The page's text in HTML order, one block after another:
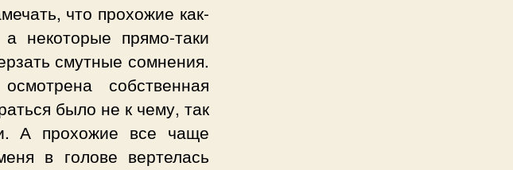
что прохожие как-
некоторые прямо-таки
смутные сомнения.
собственная
было не к чему, так
А прохожие все чаще
в голове вертелась